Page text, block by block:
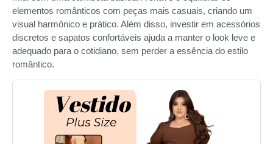
elementos românticos com peças mais casuais, criando um
visual harmônico e prático. Além disso, investir em acessórios
discretos e sapatos confortáveis ajuda a manter o look leve e
adequado para o cotidiano, sem perder a essência do estilo
romântico.